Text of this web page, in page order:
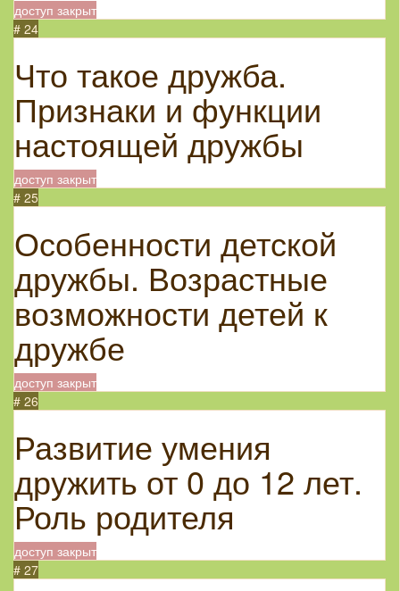
доступ закрыт
# 24
Что такое дружба.
Признаки и функции
настоящей дружбы
доступ закрыт
# 25
Особенности детской
дружбы. Возрастные
возможности детей к
дружбе
доступ закрыт
# 26
Развитие умения
дружить от 0 до 12 лет.
Роль родителя
доступ закрыт
# 27